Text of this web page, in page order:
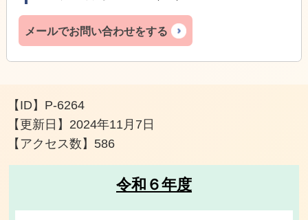
メールでお問い合わせをする
【ID】 P-6264
【更新日】 2024年11月7日
【アクセス数】 586
令和６年度